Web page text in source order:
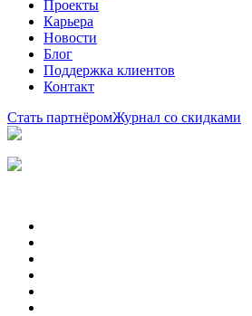
Проекты
Карьера
Новости
Блог
Поддержка клиентов
Контакт
Стать партнёромЖурнал со скидками